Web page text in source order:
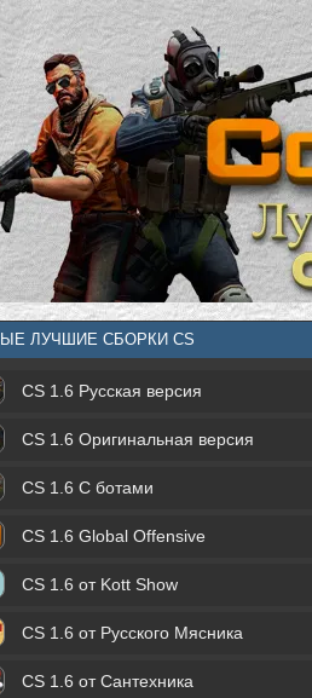
ЛУЧШИЕ СБОРКИ CS
CS 1.6 Русская версия
CS 1.6 Оригинальная версия
CS 1.6 С ботами
CS 1.6 Global Offensive
CS 1.6 от Kott Show
CS 1.6 от Русского Мясника
CS 1.6 от Сантехника